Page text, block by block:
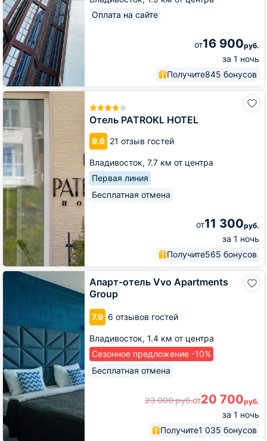
Оплата на сайте
от16 900руб.
за 1 ночь
Получите845 бонусов
Отель PATROKL HOTEL
9.6 21 отзыв гостей
Владивосток, 7.7 км от центра
Первая линия
Бесплатная отмена
от11 300руб.
за 1 ночь
Получите565 бонусов
Отель
PATROKL
Апарт-отель Vvo Apartments
Group
7.9 6 отзывов гостей
Владивосток, 1.4 км от центра
Сезонное предложение -10%
Бесплатная отмена
23 000руб.от20 700руб.
за 1 ночь
Получите1 035 бонусов
Апарт-
Group